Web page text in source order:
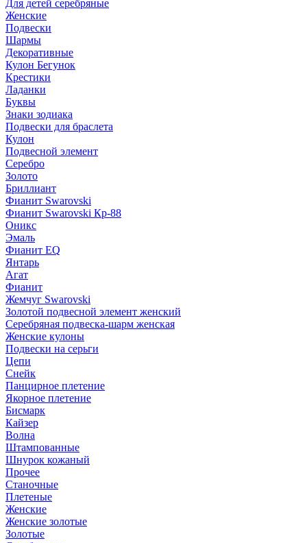
Для детей серебряные
Женские
Подвески
Шармы
Декоративные
Кулон Бегунок
Крестики
Ладанки
Буквы
Знаки зодиака
Подвески для браслета
Кулон
Подвесной элемент
Серебро
Золото
Бриллиант
Фианит Swarovski
Фианит Swarovski Кр-88
Оникс
Эмаль
Фианит EQ
Янтарь
Агат
Фианит
Жемчуг Swarovski
Золотой подвесной элемент женcкий
Серебряная подвеска-шарм женская
Женские кулоны
Подвески на серьги
Цепи
Снейк
Панцирное плетение
Якорное плетение
Бисмарк
Кайзер
Волна
Штампованные
Шнурок кожаный
Прочее
Станочные
Плетеные
Женские
Женские золотые
Золотые